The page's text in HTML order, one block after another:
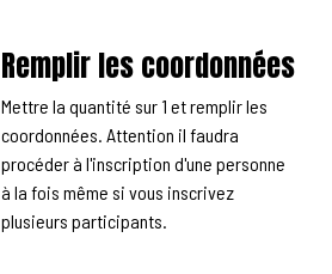
Remplir les coordonnées
Mettre la quantité sur 1 et remplir les
coordonnées. Attention il faudra
procéder à l'inscription d'une personne
à la fois même si vous inscrivez
plusieurs participants.